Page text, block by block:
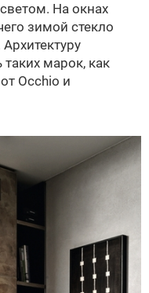
На окнах
зимой стекло
марок, как
Occhio и